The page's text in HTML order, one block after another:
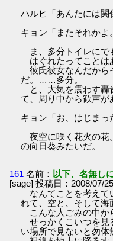
ハルヒ「あんたには
キョン「またそれか
ま、多分トイレにで
はぐれたってことは
彼氏彼女なんだから
だ。……多分。
と、大気を震わす轟
て、周り中から歓声が
キョン「お、はじまっ
夜空に咲く花火の花
の向日葵みたいだ。
161 名前： 以下、名無し
[sage] 投稿日：2008/07/
なんてことを考えて
れて、空と、そして海
こんな人ごみの中か
せっかくこいつを見
い場所で見ないと勿体